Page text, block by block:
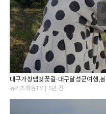
대구가창댐벚꽃길-대구달성군여행,
뉴키즈하윤TV | 5년 전